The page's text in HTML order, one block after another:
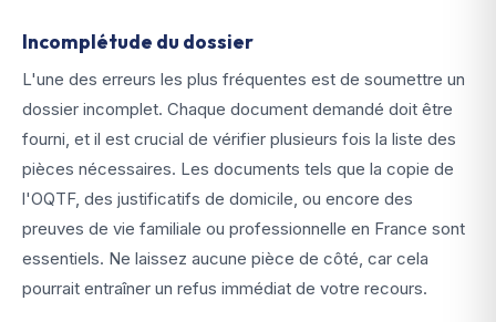
Incomplétude du dossier
L'une des erreurs les plus fréquentes est de soumettre un
dossier incomplet. Chaque document demandé doit être
fourni, et il est crucial de vérifier plusieurs fois la liste des
pièces nécessaires. Les documents tels que la copie de
l'OQTF, des justificatifs de domicile, ou encore des
preuves de vie familiale ou professionnelle en France sont
essentiels. Ne laissez aucune pièce de côté, car cela
pourrait entraîner un refus immédiat de votre recours.